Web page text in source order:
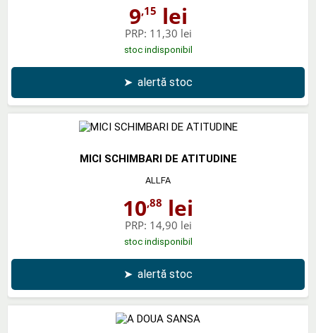
9,15 lei
PRP: 11,30 lei
stoc indisponibil
➤ alertă stoc
MICI SCHIMBARI DE ATITUDINE
ALLFA
10,88 lei
PRP: 14,90 lei
stoc indisponibil
➤ alertă stoc